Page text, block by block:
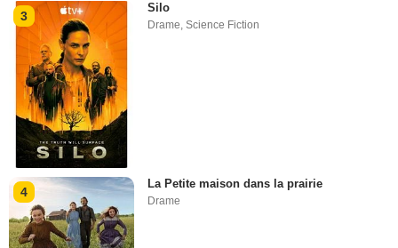
3
Silo
Drame,Science Fiction
4
La Petite maison dans la prairie
Drame